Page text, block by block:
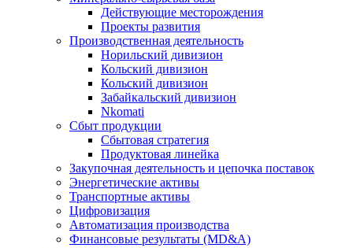
Действующие месторождения
Проекты развития
Производственная деятельность
Норильский дивизион
Кольский дивизион
Кольский дивизион
Забайкальский дивизион
Nkomati
Сбыт продукции
Сбытовая стратегия
Продуктовая линейка
Закупочная деятельность и цепочка поставок
Энергетические активы
Транспортные активы
Цифровизация
Автоматизация производства
Финансовые результаты (MD&A)